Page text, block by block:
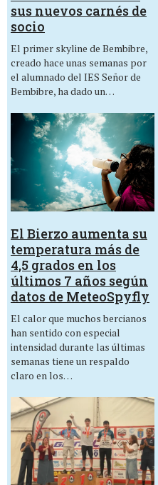
sus nuevos carnés de
socio
El primer skyline de Bembibre,
creado hace unas semanas por
el alumnado del IES Señor de
Bembibre, ha dado un…
El Bierzo aumenta su
temperatura más de
4,5 grados en los
últimos 7 años según
datos de MeteoSpyfly
El calor que muchos bercianos
han sentido con especial
intensidad durante las últimas
semanas tiene un respaldo
claro en los…